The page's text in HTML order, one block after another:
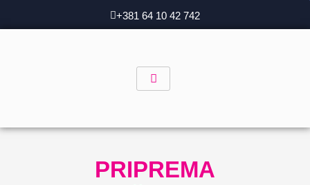
+381 64 10 42 742
PRIPREMA